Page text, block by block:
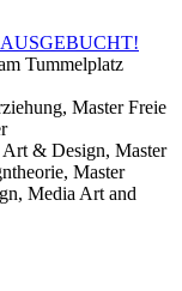
AUSGEBUCHT!
Tummelplatz
Master Freie
Art & Design, Master
Master
Media Art and